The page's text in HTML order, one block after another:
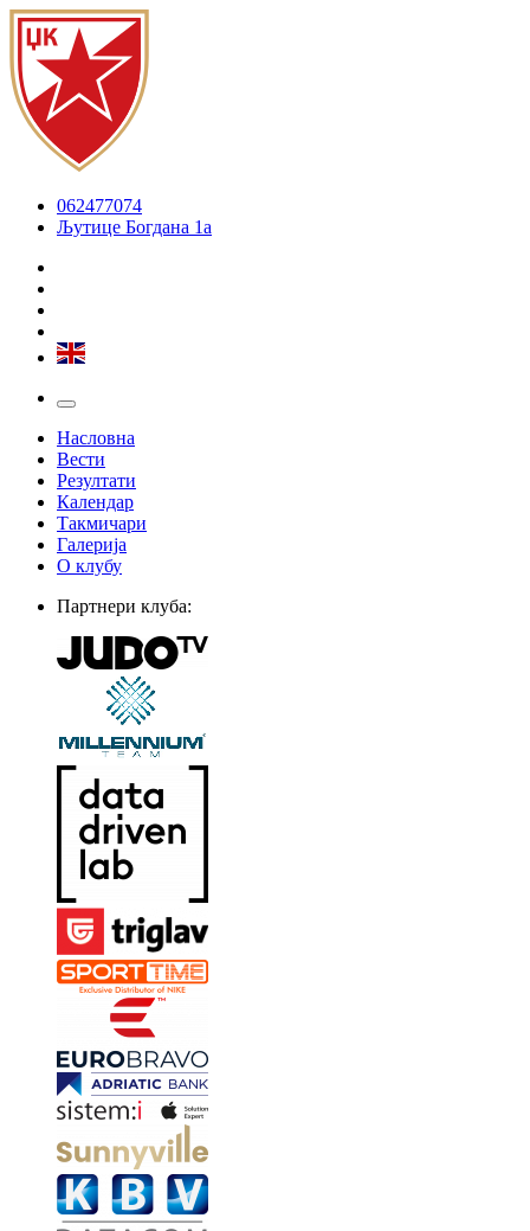
062477074
Љутице Богдана 1а
Насловна
Вести
Резултати
Календар
Такмичари
Галерија
О клубу
Партнери клуба: